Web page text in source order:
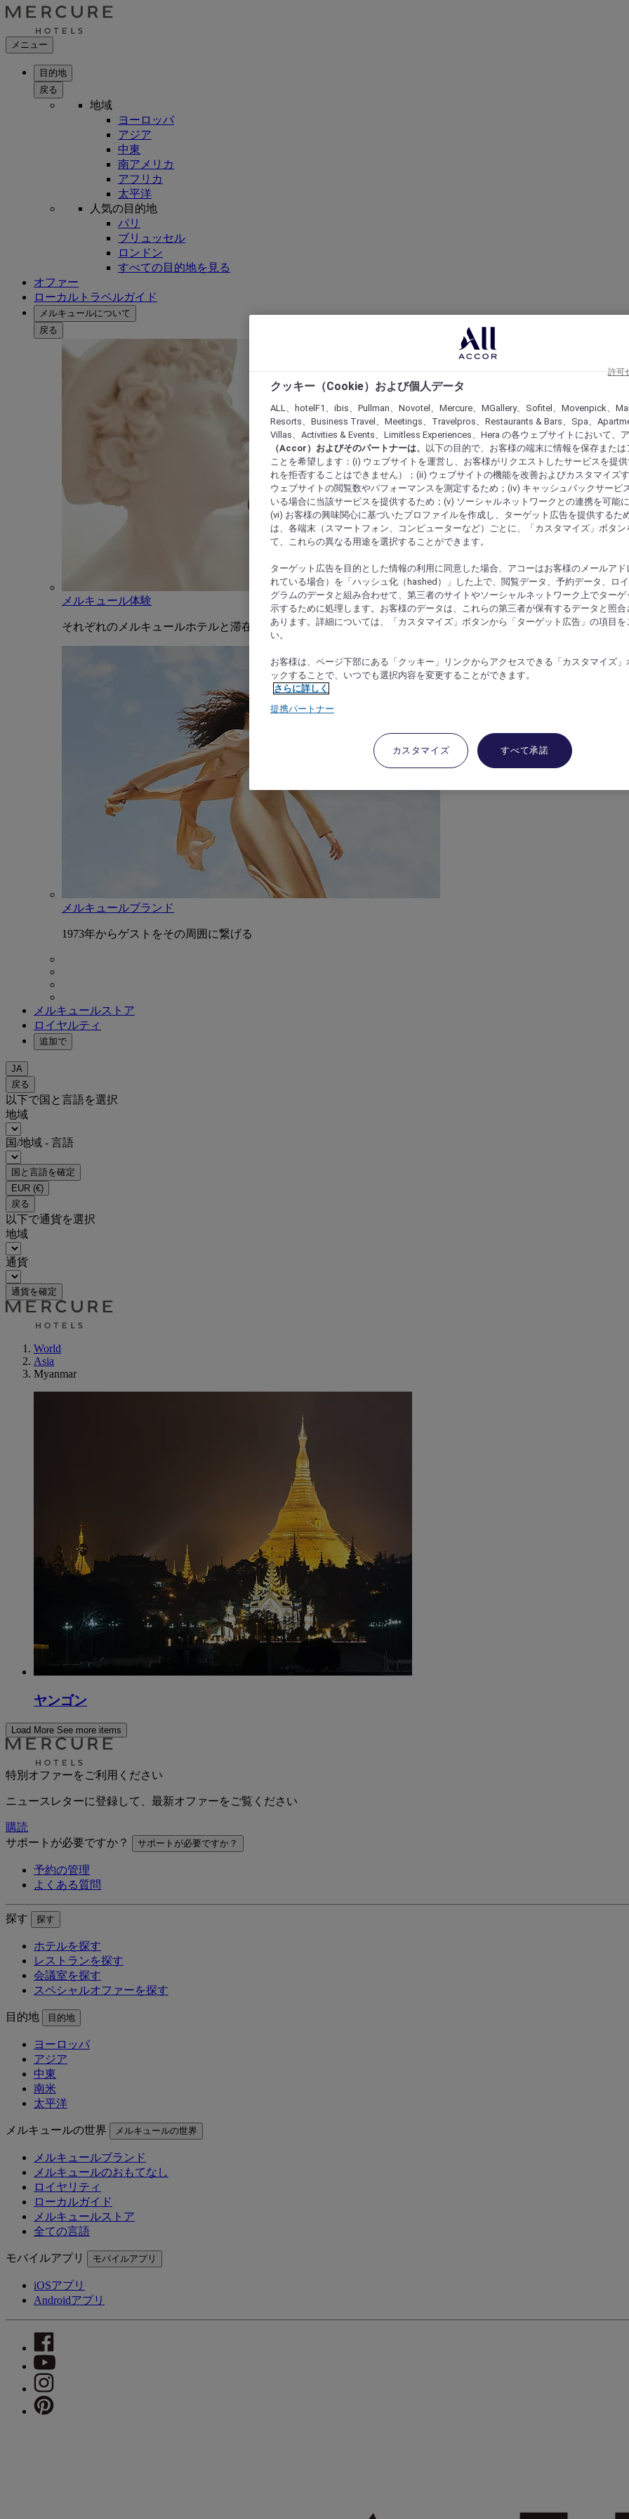
メニュー
目的地
戻る
地域
ヨーロッパ
アジア
中東
南アメリカ
アフリカ
太平洋
人気の目的地
パリ
ブリュッセル
ロンドン
すべての目的地を見る
オファー
ローカルトラベルガイド
メルキュールについて
戻る
メルキュール体験
それぞれのメルキュールホテルと滞在をユニークにするものを発見してください
メルキュールブランド
1973年からゲストをその周囲に繋げる
メルキュールストア
ロイヤルティ
追加で
JA
戻る
以下で国と言語を選択
地域
国/地域 - 言語
国と言語を確定
EUR (€)
戻る
以下で通貨を選択
地域
通貨
通貨を確定
World
Asia
Myanmar
ヤンゴン
Load More See more items
特別オファーをご利用ください
ニュースレターに登録して、最新オファーをご覧ください
購読
サポートが必要ですか？
サポートが必要ですか？
予約の管理
よくある質問
探す 探す
ホテルを探す
レストランを探す
会議室を探す
スペシャルオファーを探す
目的地 目的地
ヨーロッパ
アジア
中東
南米
太平洋
メルキュールの世界 メルキュールの世界
メルキュールブランド
メルキュールのおもてなし
ロイヤリティ
ローカルガイド
メルキュールストア
全ての言語
モバイルアプリ モバイルアプリ
iOSアプリ
Androidアプリ
クッキー（Cookie）および個人データ
ALL、hotelF1、ibis、Pullman、Novotel、Mercure、MGallery、Sofitel、Movenpick、
Resorts、Business Travel、Meetings、Travelpros、Restaurants & Bars、Spa、
Villas、Activities & Events、Limitless Experiences、Hera の各ウェブサイトにおいて、
（Accor）およびそのパートナーは、
以下の目的で、お客様の端末に情報を保存または
ことを希望します：(i) ウェブサイトを運営し、お客様がリクエストしたサービスを提供
れを拒否することはできません）；(ii) ウェブサイトの機能を改善およびカスタマイズ
ウェブサイトの閲覧数やパフォーマンスを測定するため；(iv) キャッシュバックサービ
いる場合に当該サービスを提供するため；(v) ソーシャルネットワークとの連携を可能
(vi) お客様の興味関心に基づいたプロファイルを作成し、ターゲット広告を提供するた
は、各端末（スマートフォン、コンピューターなど）ごとに、「カスタマイズ」ボタン
て、これらの異なる用途を選択することができます。
ターゲット広告を目的とした情報の利用に同意した場合、アコーはお客様のメールアド
れている場合）を「ハッシュ化（hashed）」した上で、閲覧データ、予約データ、ロ
グラムのデータと組み合わせて、第三者のサイトやソーシャルネットワーク上でター
示するために処理します。お客様のデータは、これらの第三者が保有するデータと照合
あります。詳細については、「カスタマイズ」ボタンから「ターゲット広告」の項目を
い。
お客様は、ページ下部にある「クッキー」リンクからアクセスできる「カスタマイズ」
ックすることで、いつでも選択内容を変更することができます。
さらに詳しく
提携パートナー
カスタマイズ すべて承諾
許可